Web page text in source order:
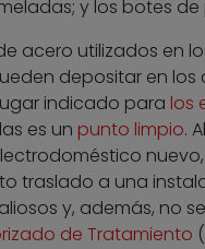
y los botes de
acero utilizados en
depositar en
indicado para los
es un punto limpio.
traslado a una
y, además, no
de Tratamiento